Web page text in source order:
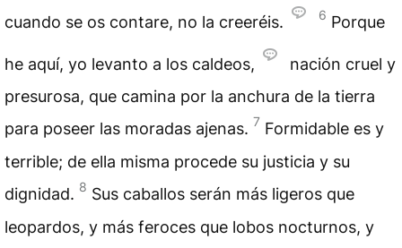
cuando se os contare, no la creeréis. 6 Porque
he aquí, yo levanto a los caldeos,
nación cruel y
presurosa, que camina por la anchura de la tierra
para poseer las moradas ajenas. 7 Formidable es y
terrible; de ella misma procede su justicia y su
dignidad. 8 Sus caballos serán más ligeros que
leopardos, y más feroces que lobos nocturnos, y